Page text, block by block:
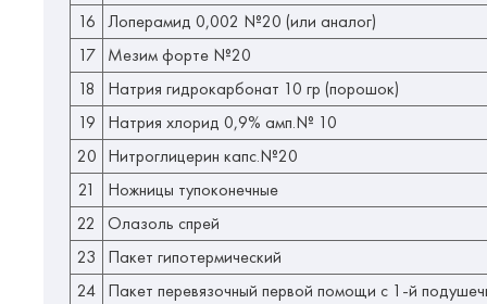
16 Лоперамид 0,002 №20 (или аналог)
17 Мезим форте №20
18
Натрия гидрокарбонат 10 гр (порошок)
19
Натрия хлорид 0,9% амп.№ 10
20 Нитроглицерин капс.№20
21
Ножницы тупоконечные
22
Олазоль спрей
23
Пакет гипотермический
24 Пакет перевязочный первой помощи с 1-й